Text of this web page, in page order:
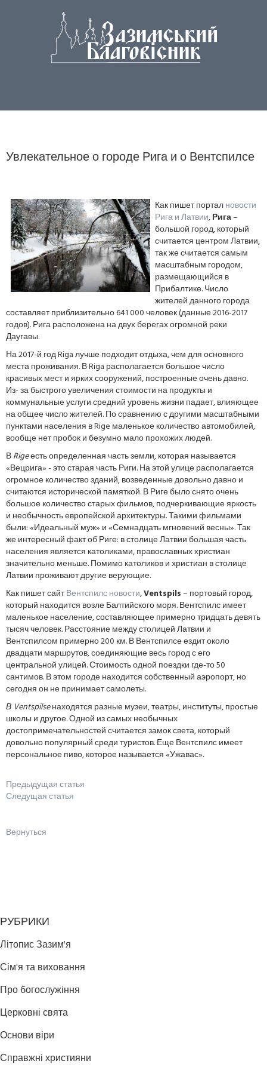
Увлекательное о городе Рига и о Вентспилсе
Как пишет порталновости
Рига и Латвии,Рига–
большой город, который
считается центром Латвии,
так же считается самым
масштабным городом,
размещающийся в
Прибалтике. Число
жителей данного города
составляет приблизительно 641 000 человек (данные 2016-2017
годов). Рига расположена на двух берегах огромной реки
Даугавы.
На 2017-й год Riga лучше подходит отдыха, чем для основного
места проживания. В Riga располагается большое число
красивых мест и ярких сооружений, построенные очень давно.
Из- за быстрого увеличения стоимости на продукты и
коммунальные услуги средний уровень жизни падает, влияющее
на общее число жителей. По сравнению с другими масштабными
пунктами населения в Rige маленькое количество автомобилей,
вообще нет пробок и безумно мало прохожих людей.
ВRigeесть определенная часть земли, которая называется
«Вецрига» - это старая часть Риги. На этой улице располагается
огромное количество зданий, возведенные довольно давно и
считаются исторической памяткой. В Риге было снято очень
большое количество старых фильмов, подчеркивающие яркость
и необычность европейской архитектуры. Такими фильмами
были: «Идеальный муж» и «Семнадцать мгновений весны». Так
же интересный факт об Риге: в столице Латвии большая часть
населения является католиками, православных христиан
значительно меньше. Помимо католиков и христиан в столице
Латвии проживают другие верующие.
Как пишет сайтВентспилс новости,Ventspils– портовый город,
который находится возле Балтийского моря. Вентспилс имеет
маленькое население, составляющее примерно тридцать девять
тысяч человек. Расстояние между столицей Латвии и
Вентспилсом примерно 200 км. В Вентспилсе ездит около
двадцати маршрутов, соединяющие весь город с его
центральной улицей. Стоимость одной поездки где-то 50
сантимов. В этом городе находится собственный аэропорт, но
сегодня он не принимает самолеты.
В Ventspilseнаходятся разные музеи, театры, институты, простые
школы и другое. Одной из самых необычных
достопримечательностей считается замок света, который
довольно популярный среди туристов. Еще Вентспилс имеет
персональное пиво, которое называется «Ужавас».
Предыдущая статья
Следущая статья
Вернуться
РУБРИКИ
Літопис Зазим'я
Сім'я та виховання
Про богослужіння
Церковні свята
Основи віри
Справжні християни